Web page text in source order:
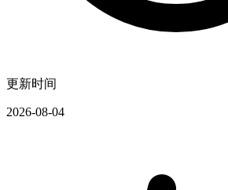
更新时间
2026-08-04